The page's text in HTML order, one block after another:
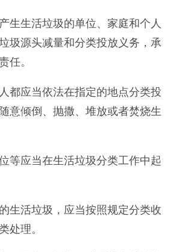
生活垃圾的单位、家庭和个人
圾源头减量和分类投放义务，承
任。
应当依法在指定的地点分类投
意倾倒、抛撒、堆放或者焚烧生
应当在生活垃圾分类工作中起
活垃圾，应当按照规定分类收
处理。